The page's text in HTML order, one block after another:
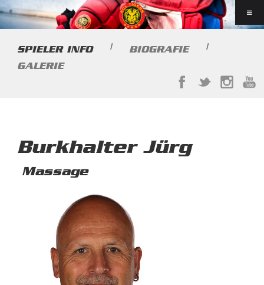
SPIELER INFO | BIOGRAFIE
|
GALERIE
Burkhalter Jürg
Massage